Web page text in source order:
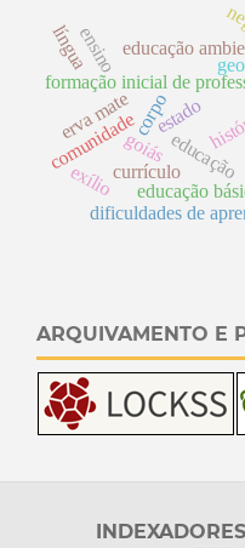
corpo
formação inicial de
educação
educação
comunidade estado
goiás
dificuldades de
educação
ensino
currículo
exílio
erva mate
língua
ARQUIVAMENTO E